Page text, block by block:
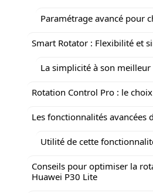
Paramétrage avancé pour
Smart Rotator : Flexibilité et
La simplicité à son meilleur
Rotation Control Pro : le
Les fonctionnalités avancées
Utilité de cette
Conseils pour optimiser la
Huawei P30 Lite